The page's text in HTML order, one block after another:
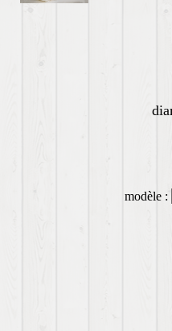
modèle :